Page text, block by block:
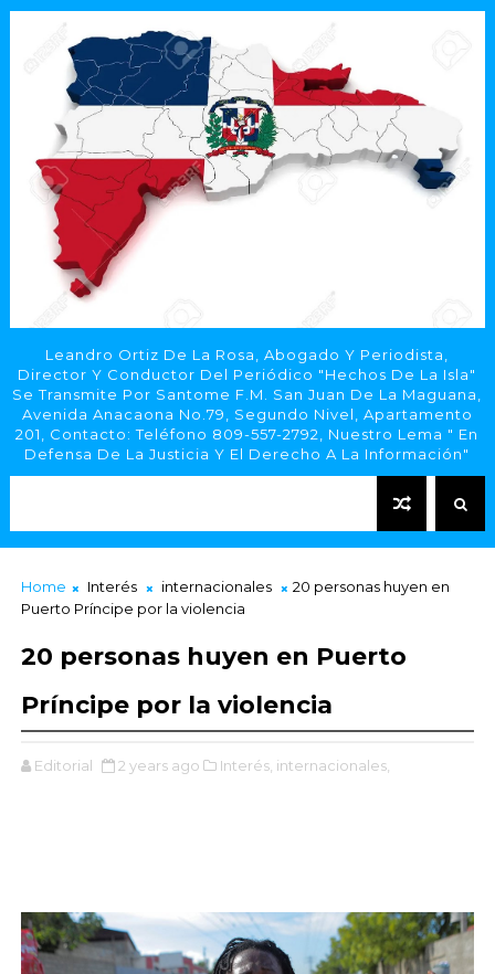
Leandro Ortiz De La Rosa, Abogado Y Periodista,
Director Y Conductor Del Periódico "Hechos De La Isla"
Se Transmite Por Santome F.M. San Juan De La Maguana,
Avenida Anacaona No.79, Segundo Nivel, Apartamento
201, Contacto: Teléfono 809-557-2792, Nuestro Lema " En
Defensa De La Justicia Y El Derecho A La Información"
Home Interés internacionales
20 personas huyen en
Puerto Príncipe por la violencia
20 personas huyen en Puerto
Príncipe por la violencia
Editorial 2 years ago Interés, internacionales,